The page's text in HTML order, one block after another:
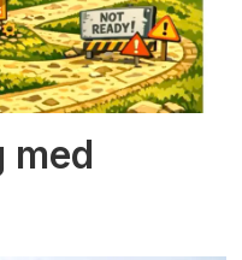
med